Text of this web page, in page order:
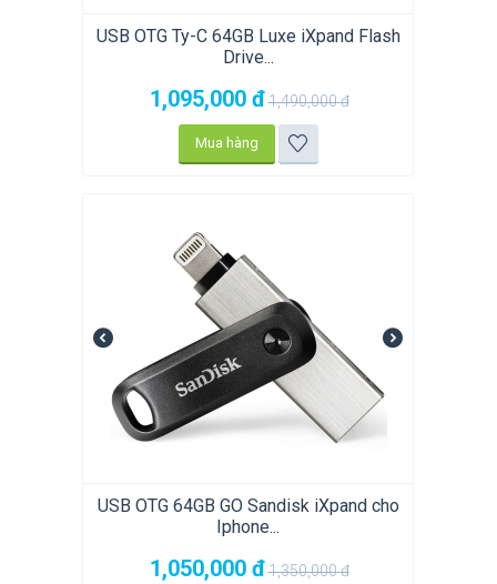
USB OTG Ty-C 64GB Luxe iXpand Flash
Drive...
1,095,000 đ1,490,000đ
Mua hàng
USB OTG 64GB GO Sandisk iXpand cho
Iphone...
1,050,000 đ1,350,000đ